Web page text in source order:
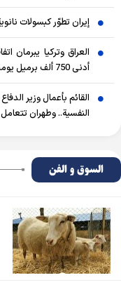
إيران تطوّر كبسولات
العراق وتركيا يبرمان
أدنى 750 ألف برميل يومياً
القائم بأعمال وزير
النفسية.. وطهران
السوق و الفن